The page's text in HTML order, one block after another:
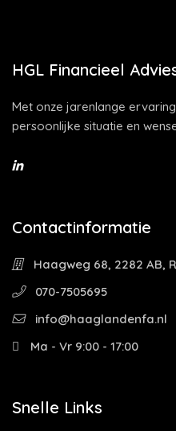
HGL Financieel
Met onze jarenlange
persoonlijke situatie en
Contactinformatie
Haagweg 68, 2282 AB,
070-7505695
info@haaglandenfa.nl
Ma - Vr 9:00 - 17:00
Snelle Links